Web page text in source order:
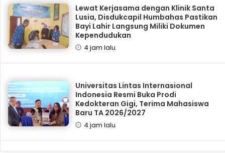
Lewat Kerjasama dengan Klinik Santa
Lusia, Disdukcapil Humbahas Pastikan
Bayi Lahir Langsung Miliki Dokumen
Kependudukan
4 jam lalu
Universitas Lintas Internasional
Indonesia Resmi Buka Prodi
Kedokteran Gigi, Terima Mahasiswa
Baru TA 2026/2027
4 jam lalu